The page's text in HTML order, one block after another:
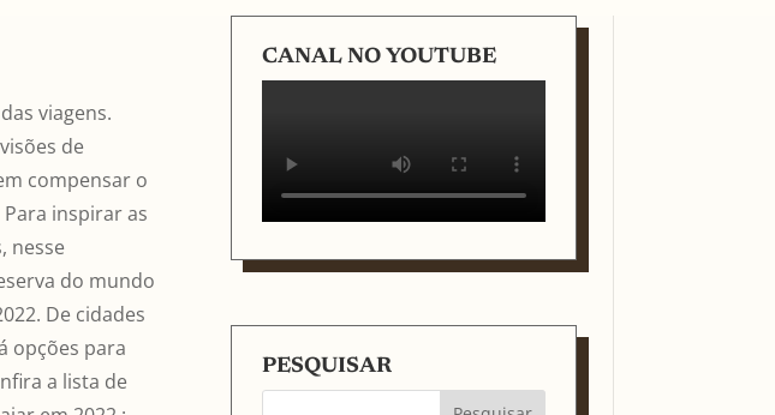
viagens.
de
compensar o
inspirar as
nesse
do mundo
De cidades
opções para
a lista de
CANAL NO YOUTUBE
PESQUISAR